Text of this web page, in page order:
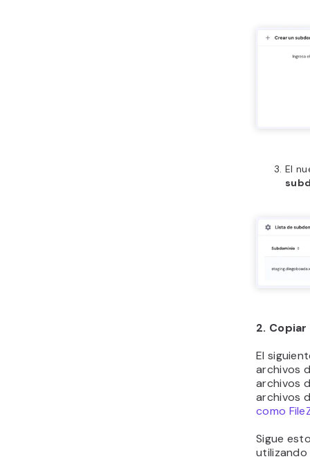
El
2.
El
archivos
archivos
archivos
como
Sigue
utilizando